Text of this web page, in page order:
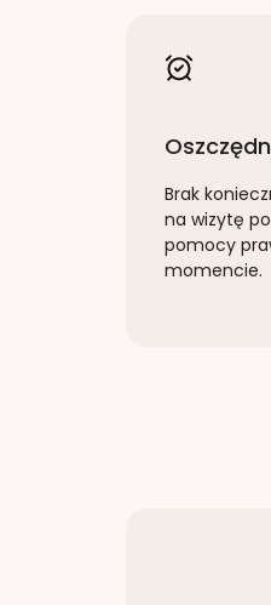
Brak
na wizytę
pomocy
momencie.